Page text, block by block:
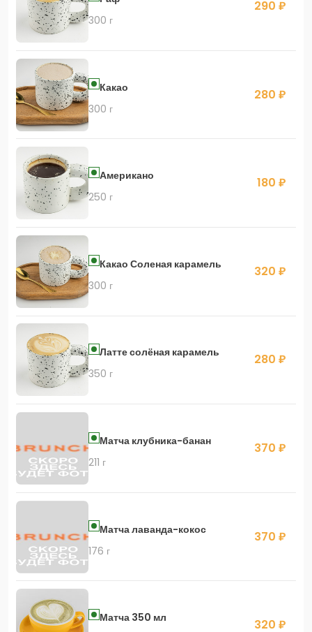
300 г
290 ₽
Какао
300 г
280 ₽
Американо
250 г
180 ₽
Какао Соленая карамель
300 г
320 ₽
Латте солёная карамель
350 г
280 ₽
Матча клубника-банан
211 г
370 ₽
Матча лаванда-кокос
176 г
370 ₽
Матча 350 мл
320 ₽